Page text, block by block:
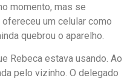
momento, mas se
um celular como
quebrou o aparelho.
Rebeca estava usando. Ao
pelo vizinho. O delegado